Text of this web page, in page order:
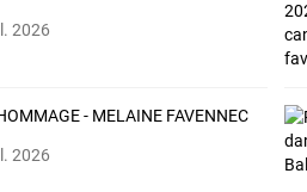
2026
- MELAINE FAVENNEC
2026